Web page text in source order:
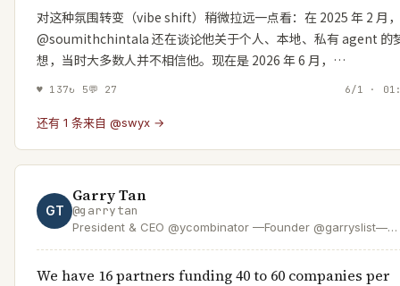
对这种氛围转变（vibe shift）稍微拉远一点看：在 2025 年 2 月，
@soumithchintala 还在谈论他关于个人、本地、私有 agent 的
想，当时大多数人并不相信他。现在是 2026 年 6 月，…
♥ 137↻ 5💬 27 6/1 ·
还有 1 条来自 @swyx →
GT
Garry Tan
@garrytan
President & CEO @ycombinator —Founder @garryslist—
We have 16 partners funding 40 to 60 companies per